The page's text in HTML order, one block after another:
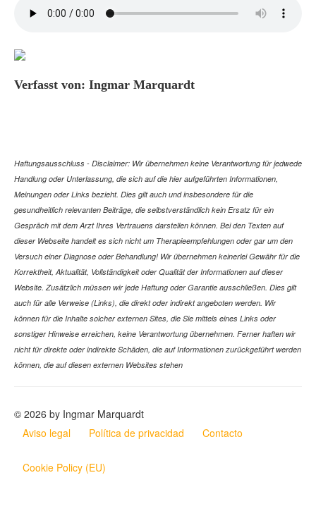
Verfasst von: Ingmar Marquardt
Haftungsausschluss - Disclaimer: Wir übernehmen keine Verantwortung für jedwede
Handlung oder Unterlassung, die sich auf die hier aufgeführten Informationen,
Meinungen oder Links bezieht. Dies gilt auch und insbesondere für die
gesundheitlich relevanten Beiträge, die selbstverständlich kein Ersatz für ein
Gespräch mit dem Arzt Ihres Vertrauens darstellen können. Bei den Texten auf
dieser Webseite handelt es sich nicht um Therapieempfehlungen oder gar um den
Versuch einer Diagnose oder Behandlung! Wir übernehmen keinerlei Gewähr für die
Korrektheit, Aktualität, Vollständigkeit oder Qualität der Informationen auf dieser
Website. Zusätzlich müssen wir jede Haftung oder Garantie ausschließen. Dies gilt
auch für alle Verweise (Links), die direkt oder indirekt angeboten werden. Wir
können für die Inhalte solcher externen Sites, die Sie mittels eines Links oder
sonstiger Hinweise erreichen, keine Verantwortung übernehmen. Ferner haften wir
nicht für direkte oder indirekte Schäden, die auf Informationen zurückgeführt werden
können, die auf diesen externen Websites stehen
© 2026 by Ingmar Marquardt
Aviso legal
Política de privacidad Contacto
Cookie Policy (EU)